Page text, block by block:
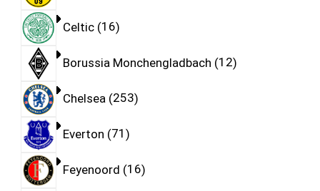
Celtic 16
Borussia Monchengladbach 12
Chelsea 253
Everton 71
Feyenoord 16